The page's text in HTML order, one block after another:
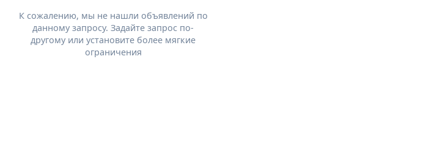
К сожалению, мы не нашли объявлений по
данному запросу. Задайте запрос по-
другому или установите более мягкие
ограничения